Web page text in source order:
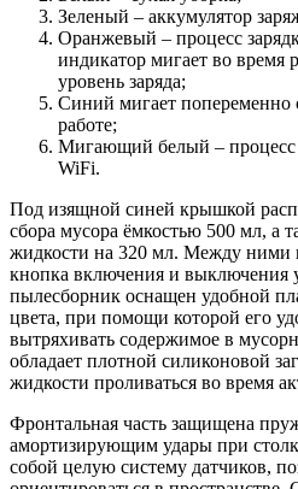
Зеленый – аккумулятор
Оранжевый – процесс
индикатор мигает во время
уровень заряда;
Синий мигает попеременно
работе;
Мигающий белый – процесс
WiFi.
Под изящной синей крышкой
сбора мусора ёмкостью 500 мл, а
жидкости на 320 мл. Между ними
кнопка включения и выключения
пылесборник оснащен удобной
цвета, при помощи которой его
вытряхивать содержимое в
обладает плотной силиконовой
жидкости проливаться во время
Фронтальная часть защищена
амортизирующим удары при
собой целую систему датчиков,